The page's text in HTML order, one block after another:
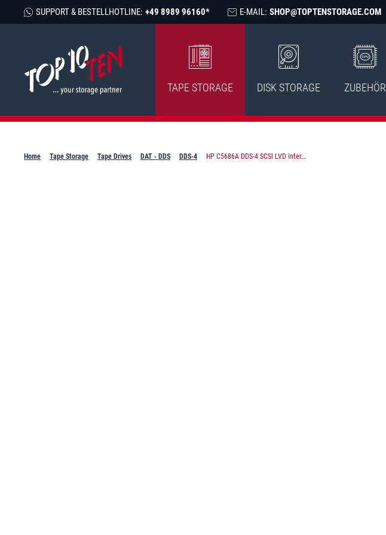
SUPPORT & BESTELLHOTLINE: +49 8989 96160* E-MAIL: SHOP@TOPTENSTORAGE.COM
TAPE STORAGE DISK STORAGE ZUBEHÖR
Home Tape Storage Tape Drives DAT - DDS DDS-4 HP C5686A DDS-4 SCSI LVD inter...